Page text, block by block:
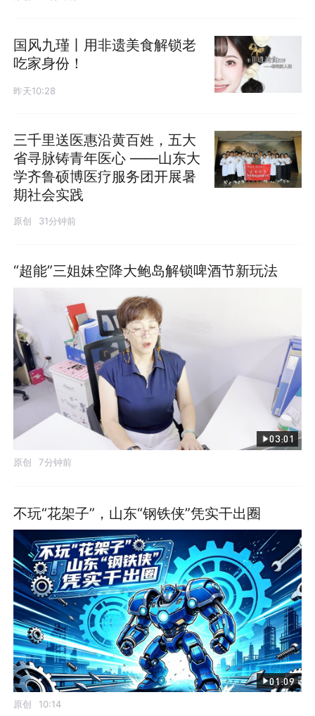
国风九瑾丨用非遗美食解锁老
吃家身份！
昨天10:28
三千里送医惠沿黄百姓，五大
省寻脉铸青年医心 ——山东大
学齐鲁硕博医疗服务团开展暑
期社会实践
原创 31分钟前
“超能”三姐妹空降大鲍岛解锁啤酒节新玩法
03:01
原创 7分钟前
不玩“花架子”，山东“钢铁侠”凭实干出圈
01:09
原创 10:14